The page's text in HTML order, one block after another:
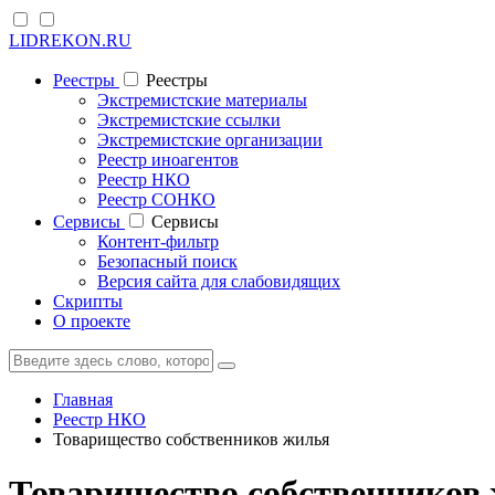
LIDREKON.RU
Реестры
Реестры
Экстремистские материалы
Экстремистские ссылки
Экстремистские организации
Реестр иноагентов
Реестр НКО
Реестр СОНКО
Cервисы
Cервисы
Контент-фильтр
Безопасный поиск
Версия сайта для слабовидящих
Скрипты
О проекте
Главная
Реестр НКО
Товарищество собственников жилья